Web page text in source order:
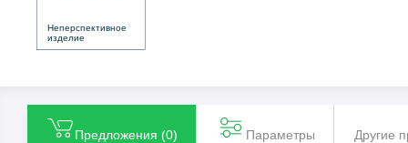
Неперспективное
изделие
Предложения (0) Параметры Другие